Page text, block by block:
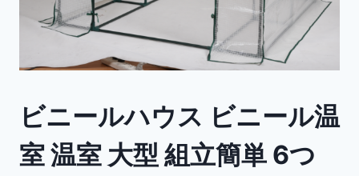
ビニールハウス ビニール温
室 温室 大型 組立簡単 6つ